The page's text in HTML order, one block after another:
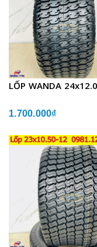
LỐP WANDA
1.700.000₫